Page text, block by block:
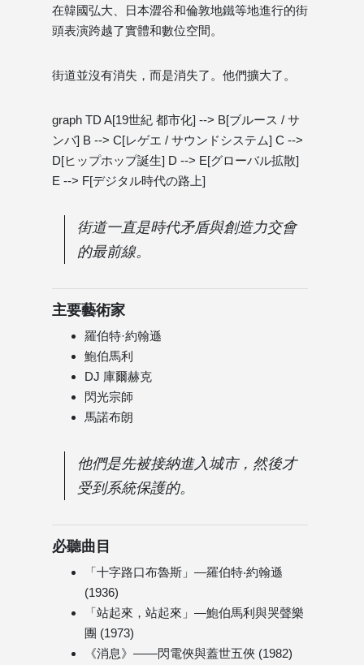
在韓國弘大、日本澀谷和倫敦地鐵等地進行的街
頭表演跨越了實體和數位空間。
街道並沒有消失，而是消失了。他們擴大了。
graph TD A[19世紀 都市化] --> B[ブルース / サ
ンバ] B --> C[レゲエ / サウンドシステム] C -->
D[ヒップホップ誕生] D --> E[グローバル拡散]
E --> F[デジタル時代の路上]
街道一直是時代矛盾與創造力交會
的最前線。
主要藝術家
羅伯特·約翰遜
鮑伯馬利
DJ 庫爾赫克
閃光宗師
馬諾布朗
他們是先被接納進入城市，然後才
受到系統保護的。
必聽曲目
「十字路口布魯斯」—羅伯特‧約翰遜
(1936)
「站起來，站起來」—鮑伯馬利與哭聲樂
團 (1973)
《消息》——閃電俠與蓋世五俠 (1982)